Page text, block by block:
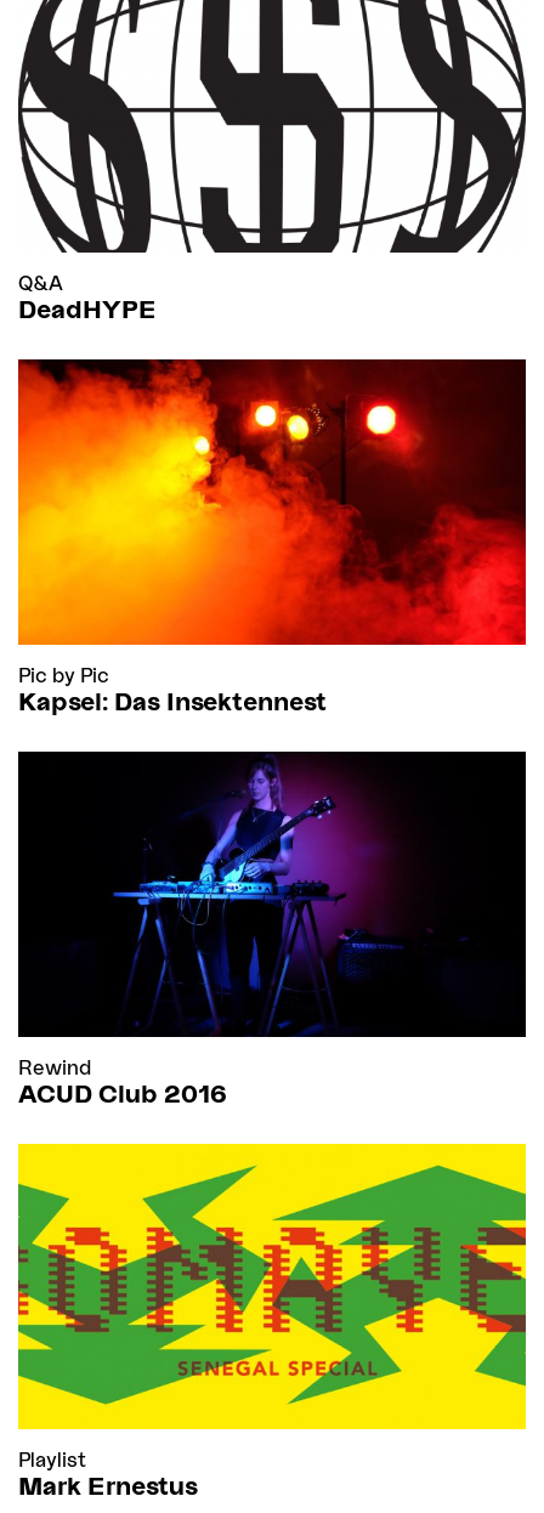
Q&A
DeadHYPE
Pic by Pic
Kapsel: Das Insektennest
Rewind
ACUD Club 2016
Playlist
Mark Ernestus